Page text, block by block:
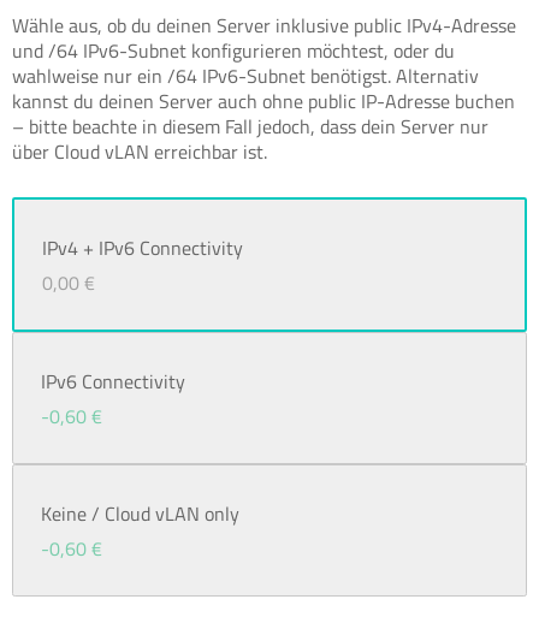
Wähle aus, ob du deinen Server inklusive public IPv4-Adresse
und /64 IPv6-Subnet konfigurieren möchtest, oder du
wahlweise nur ein /64 IPv6-Subnet benötigst. Alternativ
kannst du deinen Server auch ohne public IP-Adresse buchen
– bitte beachte in diesem Fall jedoch, dass dein Server nur
über Cloud vLAN erreichbar ist.
IPv4 + IPv6 Connectivity
0,00 €
IPv6 Connectivity
-0,60 €
Keine / Cloud vLAN only
-0,60 €